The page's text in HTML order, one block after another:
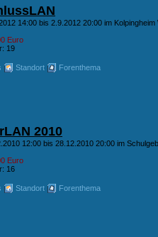
14:00 bis 2.9.2012 20:00 im Kolpingheim
Euro
19
Standort Forenthema
2010
12:00 bis 28.12.2010 20:00 im
Euro
16
Standort Forenthema